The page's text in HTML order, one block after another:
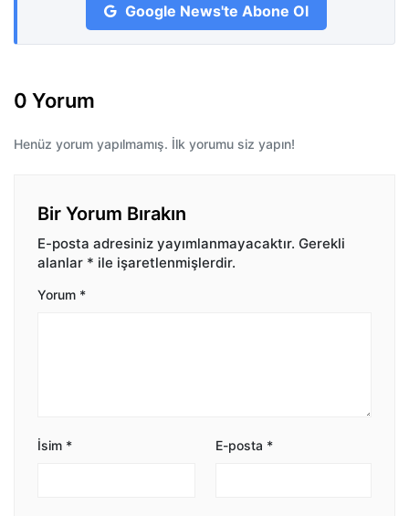
Google News'te Abone Ol
0 Yorum
Henüz yorum yapılmamış. İlk yorumu siz yapın!
Bir Yorum Bırakın
E-posta adresiniz yayımlanmayacaktır. Gerekli
alanlar * ile işaretlenmişlerdir.
Yorum *
İsim * E-posta *